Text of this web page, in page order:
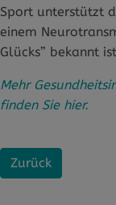
Zurück
Sport unterstützt
einem
Glücks” bekannt
Mehr
finden Sie hier.